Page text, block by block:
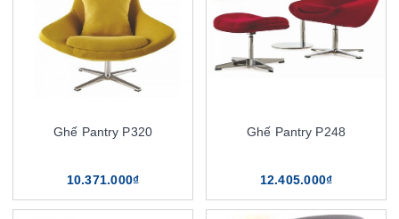
Ghế Pantry P320
10.371.000₫
Ghế Pantry P248
12.405.000₫